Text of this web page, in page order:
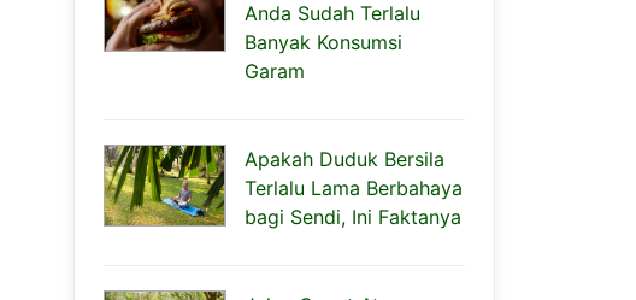
Anda Sudah Terlalu
Banyak Konsumsi
Garam
Apakah Duduk Bersila
Terlalu Lama Berbahaya
bagi Sendi, Ini Faktanya